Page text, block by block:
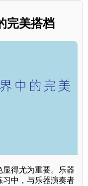
完美搭档
得尤为重要。乐器
习中，与乐器演奏者